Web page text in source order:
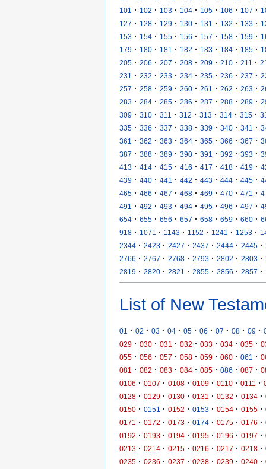
101
· 102 · 103 · 104 · 105 · 106 · 107 ·
127 · 128 · 129 · 130 · 131 · 132 · 133 ·
153 · 154 · 155 · 156 · 157 · 158 · 159 ·
179 · 180 · 181 · 182 · 183 · 184 · 185 ·
205 · 206 · 207 · 208 · 209 · 210 · 211 ·
231
· 232 · 233 · 234 · 235 · 236 · 237 ·
257 · 258 · 259 · 260 · 261 · 262 · 263 ·
283 · 284 · 285 · 286 · 287 · 288 · 289 ·
309 · 310 · 311 · 312 · 313 · 314 · 315 ·
335 · 336 · 337 · 338 · 339 · 340 · 341 ·
361
· 362 · 363 · 364 · 365 · 366 · 367 ·
387 · 388 · 389 · 390 · 391 · 392 · 393 ·
413 · 414 · 415 · 416 · 417 · 418 · 419 ·
439 · 440 · 441 · 442 · 443 · 444 · 445 ·
465 · 466 · 467 · 468 · 469 · 470 · 471 ·
491
· 492 · 493 · 494 · 495 · 496 · 497 ·
654 · 655 · 656 · 657 · 658 · 659 · 660 ·
918 · 1071 · 1143 · 1152 · 1241 · 1253 ·
2344 · 2423 · 2427 · 2437 · 2444 · 2445 ·
2766 · 2767 · 2768 · 2793 · 2802 · 2803 ·
2819 · 2820 · 2821 · 2855 · 2856 · 2857 ·
List of New
01 · 02 · 03 · 04 · 05 · 06 · 07 · 08 · 09 ·
029 · 030 · 031 · 032 · 033 · 034 · 035 ·
055 · 056 · 057 · 058 · 059 · 060 · 061 ·
081
· 082 · 083 · 084 · 085 · 086 · 087 ·
0106 · 0107 · 0108 · 0109 · 0110 · 0111 ·
0128 · 0129 · 0130 · 0131 · 0132 · 0134 ·
0150 · 0151 · 0152 · 0153 · 0154 · 0155 ·
0171
· 0172 · 0173 · 0174 · 0175 · 0176 ·
0192 · 0193 · 0194 · 0195 · 0196 · 0197 ·
0213 · 0214 · 0215 · 0216 · 0217 · 0218 ·
0235 · 0236 · 0237 · 0238 · 0239 · 0240 ·